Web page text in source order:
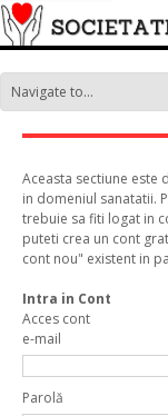
Aceasta sectiune
in domeniul sanatatii.
trebuie sa fiti logat in
puteti crea un cont
cont nou" existent in
Intra in Cont
Acces cont
e-mail
Parolă